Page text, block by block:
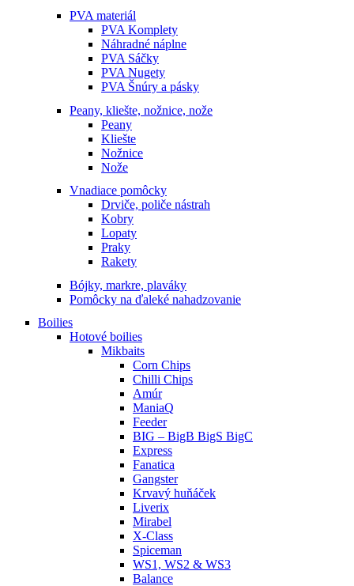
PVA materiál
PVA Komplety
Náhradné náplne
PVA Sáčky
PVA Nugety
PVA Šnúry a pásky
Peany, kliešte, nožnice, nože
Peany
Kliešte
Nožnice
Nože
Vnadiace pomôcky
Drviče, poliče nástrah
Kobry
Lopaty
Praky
Rakety
Bójky, markre, plaváky
Pomôcky na ďaleké nahadzovanie
Boilies
Hotové boilies
Mikbaits
Corn Chips
Chilli Chips
Amúr
ManiaQ
Feeder
BIG – BigB BigS BigC
Express
Fanatica
Gangster
Krvavý huňáček
Liverix
Mirabel
X-Class
Spiceman
WS1, WS2 & WS3
Balance